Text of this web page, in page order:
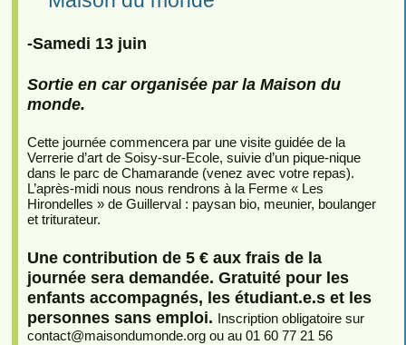
-Samedi 13 juin
Sortie en car organisée par la Maison du
monde.
Cette journée commencera par une visite guidée de la
Verrerie d’art de Soisy-sur-Ecole, suivie d’un pique-nique
dans le parc de Chamarande (venez avec votre repas).
L’après-midi nous nous rendrons à la Ferme « Les
Hirondelles » de Guillerval : paysan bio, meunier, boulanger
et triturateur.
Une contribution de 5 € aux frais de la
journée sera demandée. Gratuité pour les
enfants accompagnés, les étudiant.e.s et les
personnes sans emploi. Inscription obligatoire sur
contact@maisondumonde.org ou au 01 60 77 21 56